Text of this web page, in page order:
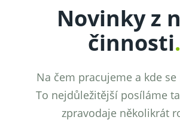
Novinky z
činnosti.
Na čem pracujeme a kde se
To nejdůležitější posíláme
zpravodaje několikrát